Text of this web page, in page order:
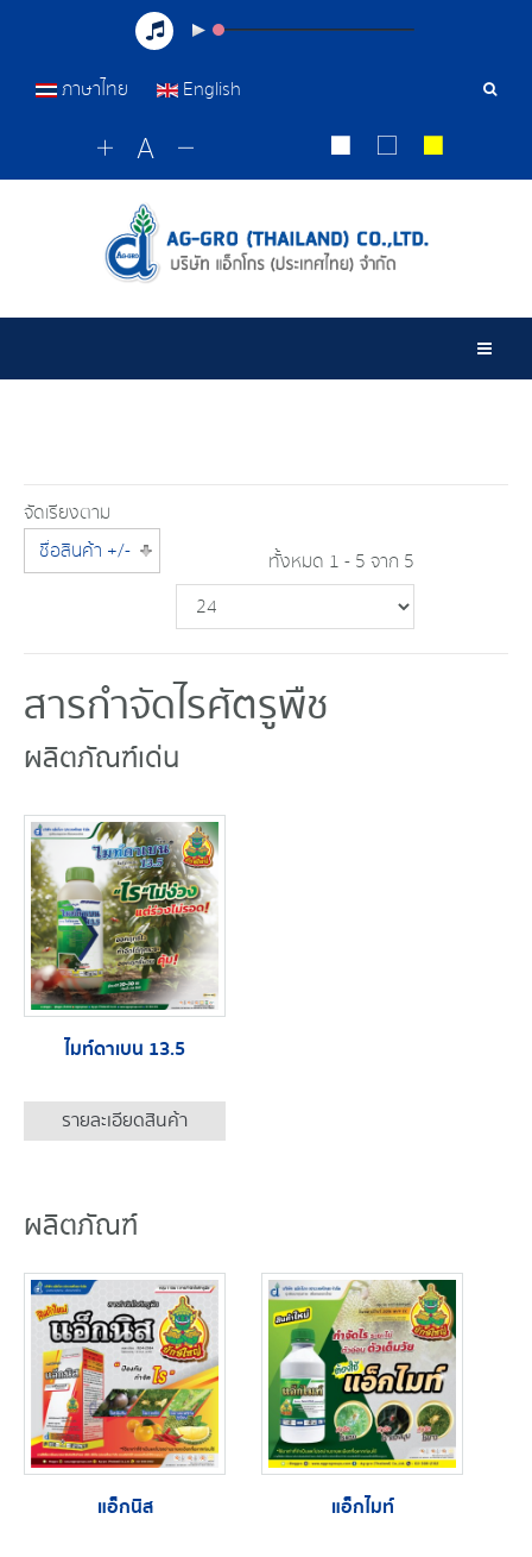
เครื่อ
ภาษาไทย English
จัดเรียงตาม
ชื่อสินค้า +/-
ทั้งหมด 1 - 5 จาก 5
สารกำจัดไรศัตรูพืช
ผลิตภัณฑ์เด่น
ไมท์ดาเบน 13.5
รายละเอียดสินค้า
ผลิตภัณฑ์
แอ็กนิส แอ็กไมท์